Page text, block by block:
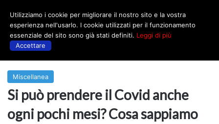
Miscellanea
Si può prendere il Covid anche
ogni pochi mesi? Cosa sappiamo
Utilizziamo i cookie per migliorare il nostro sito e la vostra
esperienza nell'usarlo. I cookie utilizzati per il funzionamento
essenziale del sito sono già stati definiti. Leggi di più
Accettare